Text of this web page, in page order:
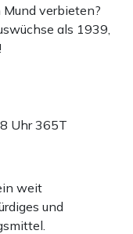
Mund verbieten?
als 1939,
Uhr365T
weit
und